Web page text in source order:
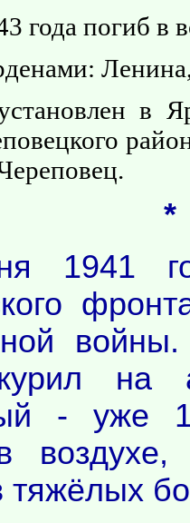
года погиб в
в
1941
на
- уже
тяжёлых